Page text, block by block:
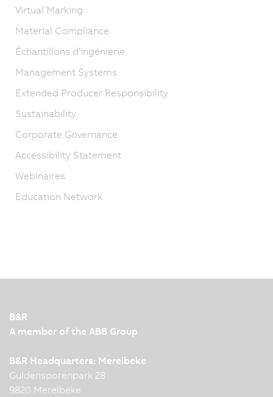
Virtual Marking
Material Compliance
Échantillons d'ingénierie
Management Systems
Extended Producer Responsibility
Sustainability
Corporate Governance
Accessibility Statement
Webinaires
Education Network
B&R
A member of the ABB Group
B&R Headquarters: Merelbeke
Guldensporenpark 28
9820 Merelbeke